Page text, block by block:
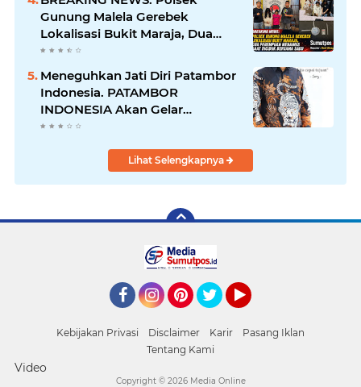
Gunung Malela Gerebek
Lokalisasi Bukit Maraja, Dua
Perempuan Menangis Saat
Diciduk Bersama Sabu
Meneguhkan Jati Diri Patambor
Indonesia. PATAMBOR
INDONESIA Akan Gelar
RAKERNAS II Di Jakarta.
Lihat Selengkapnya
Kebijakan Privasi Disclaimer Karir
Pasang Iklan
Tentang Kami
Video
Copyright © 2026 Media Online